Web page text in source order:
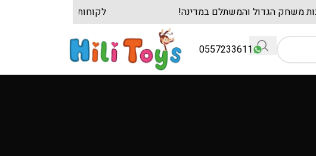
0557233611
לקוחות עסקיים? משחק הגדול והמשתלם במדינה!